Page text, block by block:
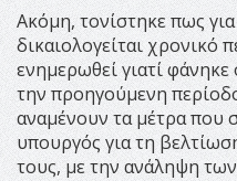
Ακόμη, τονίστηκε πως
δικαιολογείται χρονικό
ενημερωθεί γιατί
την προηγούμενη
αναμένουν τα μέτρα που
υπουργός για τη
τους, με την ανάληψη